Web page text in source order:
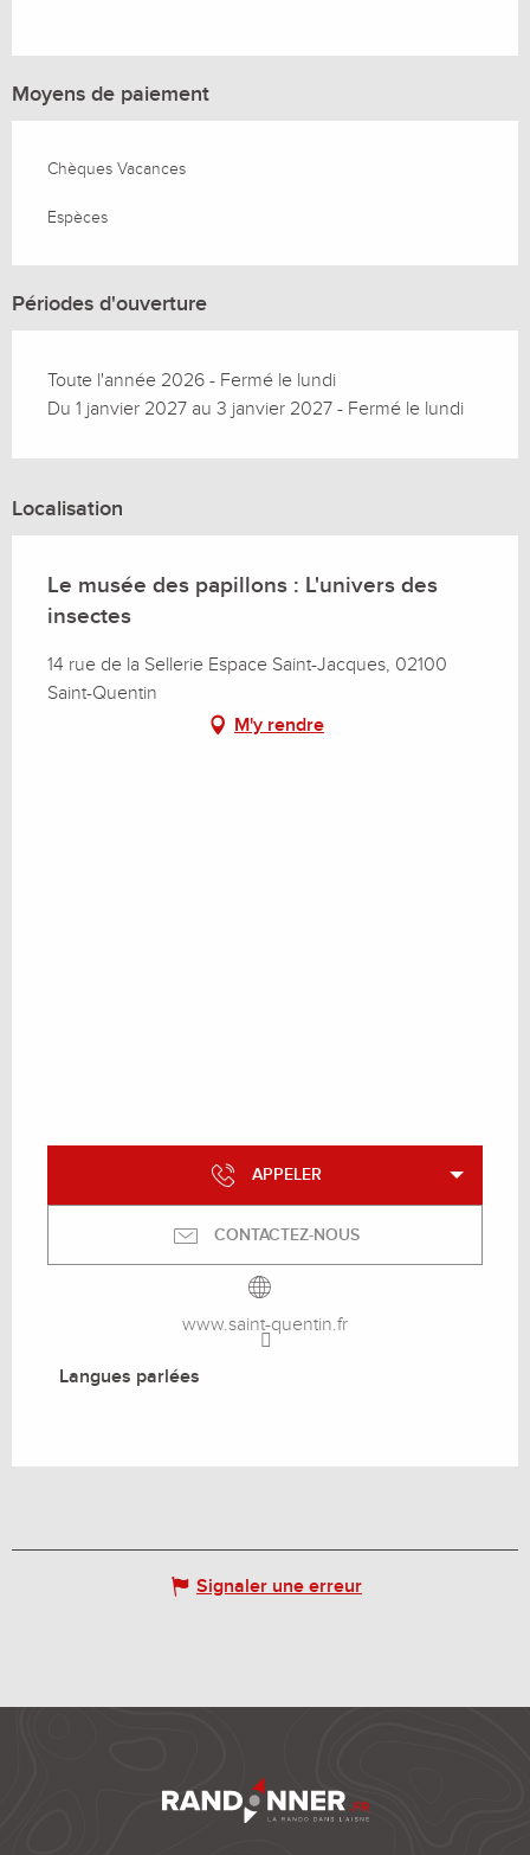
Moyens de paiement
Chèques Vacances
Espèces
Périodes d'ouverture
Toute l'année 2026 - Fermé le lundi
Du 1 janvier 2027 au 3 janvier 2027 - Fermé le lundi
Localisation
Le musée des papillons : L'univers des
insectes
14 rue de la Sellerie Espace Saint-Jacques, 02100
Saint-Quentin
M'y rendre
APPELER
CONTACTEZ-NOUS
www.saint-quentin.fr
Langues parlées
Langues parlées
Signaler une erreur